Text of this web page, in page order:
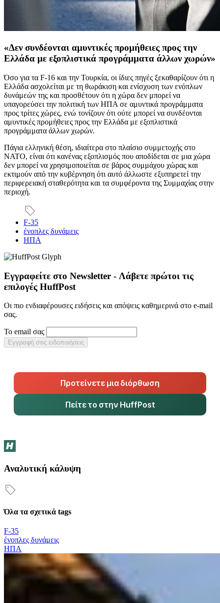
«Δεν συνδέονται αμυντικές προμήθειες προς την
Ελλάδα με εξοπλιστικά προγράμματα άλλων χωρών»
Όσο για τα F-16 και την Τουρκία, οι ίδιες πηγές ξεκαθαρίζουν ότι η
Ελλάδα ασχολείται με τη θωράκιση και ενίσχυση των ενόπλων
δυνάμεών της και προσθέτουν ότι η χώρα δεν μπορεί να
υπαγορεύσει την πολιτική των ΗΠΑ σε αμυντικά προγράμματα
προς τρίτες χώρες, ενώ τονίζουν ότι ούτε μπορεί να συνδέονται
αμυντικές προμήθειες προς την Ελλάδα με εξοπλιστικά
προγράμματα άλλων χωρών.
Πάγια ελληνική θέση, ιδιαίτερα στο πλαίσιο συμμετοχής στο
ΝΑΤΟ, είναι ότι κανένας εξοπλισμός που αποδίδεται σε μια χώρα
δεν μπορεί να χρησιμοποιείται σε βάρος συμμάχου χώρας και
εκτιμούν από την κυβέρνηση ότι αυτό άλλωστε εξυπηρετεί την
περιφερειακή σταθερότητα και τα συμφέροντα της Συμμαχίας στην
περιοχή.
F-35
ένοπλες δυνάμεις
ΗΠΑ
Εγγραφείτε στο Newsletter - Λάβετε πρώτοι τις
επιλογές HuffPost
Οι πιο ενδιαφέρουσες ειδήσεις και απόψεις καθημερινά στο e-mail
σας.
Το email σας
Εγγραφή στις ειδοποιήσεις
Προτείνετε μια διόρθωση
Πείτε το στην HuffPost
Αναλυτική κάλυψη
Όλα τα σχετικά tags
F-35
ένοπλες δυνάμεις
ΗΠΑ